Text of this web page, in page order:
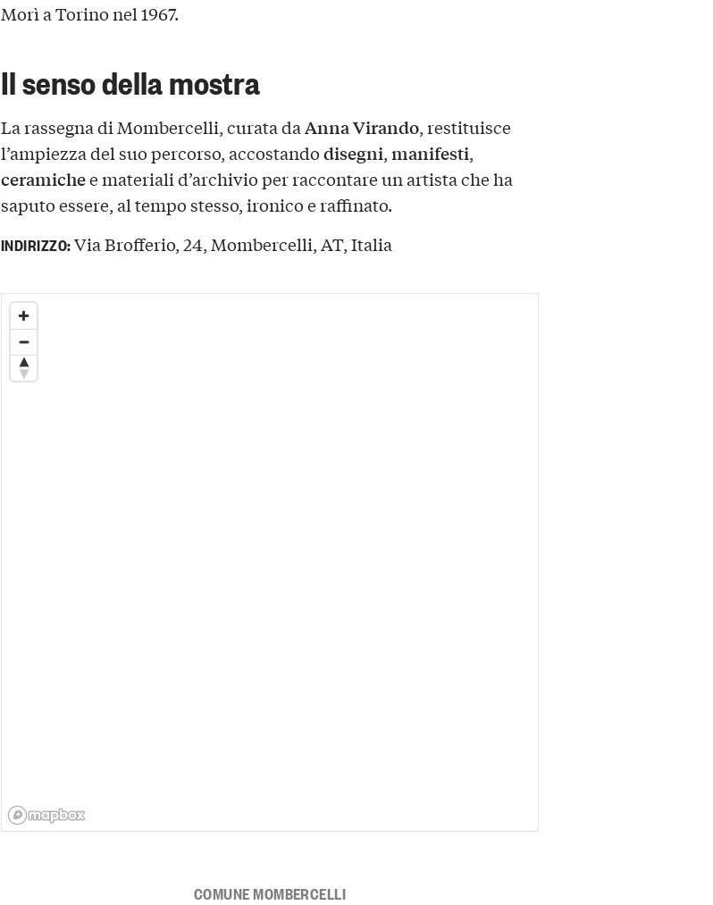
Morì a Torino nel 1967.
Il senso della mostra
La rassegna di Mombercelli, curata daAnna Virando, restituisce
l’ampiezza del suo percorso, accostandodisegni,manifesti,
ceramichee materiali d’archivio per raccontare un artista che ha
saputo essere, al tempo stesso, ironico e raffinato.
INDIRIZZO:Via Brofferio, 24, Mombercelli, AT, Italia
COMUNE MOMBERCELLI